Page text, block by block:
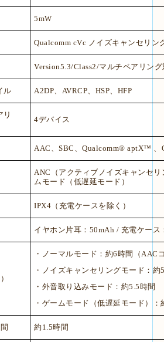
5mW
Qualcomm cVc ノイズキャンセリン
Version5.3/Class2/マルチペアリン
ル A2DP、 AVRCP、 HSP、 HFP
リ
4デバイス
AAC 、SBC 、Qualcomm® aptX™ 、
ANC
（アクティブノイズキャンセ
ムモード（低遅延モード）
IPX4 （充電ケースを除く）
イヤホン片耳： 50mAh / 充電ケース
・ノーマルモード：約6時間（AAC
・ノイズキャンセリングモード：約
・外音取り込みモード：約5.5時間
・ゲームモード（低遅延モード）：
約 1.5時間